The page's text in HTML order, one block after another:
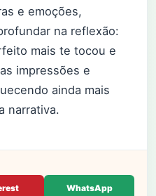
e emoções,
na reflexão:
mais te tocou e
impressões e
ainda mais
narrativa.
WhatsApp